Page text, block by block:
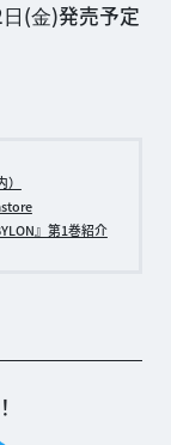
(⾦)発売予定
』第1巻紹介